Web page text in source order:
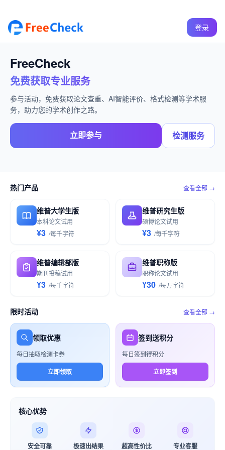
登录
FreeCheck
免费获取专业服务
参与活动，免费获取论文查重、AI智能评价、格式检测等学术服
务，助力您的学术创作之路。
立即参与 检测服务
热门产品 查看全部 →
维普大学生版
本科论文试用
¥3 /每千字符
维普研究生版
硕博论文试用
¥3 /每千字符
维普编辑部版
期刊投稿试用
¥3 /每千字符
维普职称版
职称论文试用
¥30 /每万字符
限时活动 查看全部 →
领取优惠
每日抽取检测卡券
立即领取
签到送积分
每日签到得积分
立即签到
核心优势
安全可靠 极速出结果 超高性价比 专业客服